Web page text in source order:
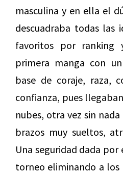
masculina y en ella el
descuadraba todas las
favoritos por
primera manga con
base de coraje, raza,
confianza, pues
nubes, otra vez sin
brazos muy sueltos,
Una seguridad dada
torneo eliminando a los